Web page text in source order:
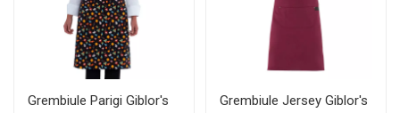
Grembiule Parigi Giblor's Grembiule Jersey Giblor's